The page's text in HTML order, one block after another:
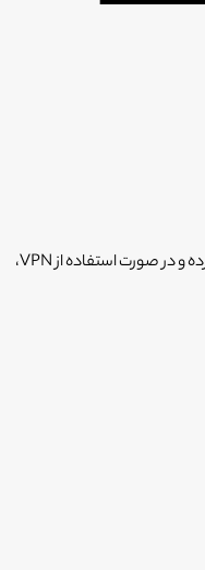
لطفا اتصال دستگاه خود را به اینترنت بررسی کرده و در صورت استفاده از VPN،